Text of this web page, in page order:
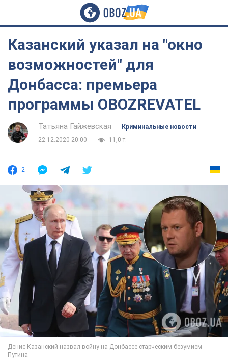
Казанский указал на "окно
возможностей" для
Донбасса: премьера
программы OBOZREVATEL
Татьяна Гайжевская
Криминальные новости
22.12.2020 20:00
11,0 т.
2